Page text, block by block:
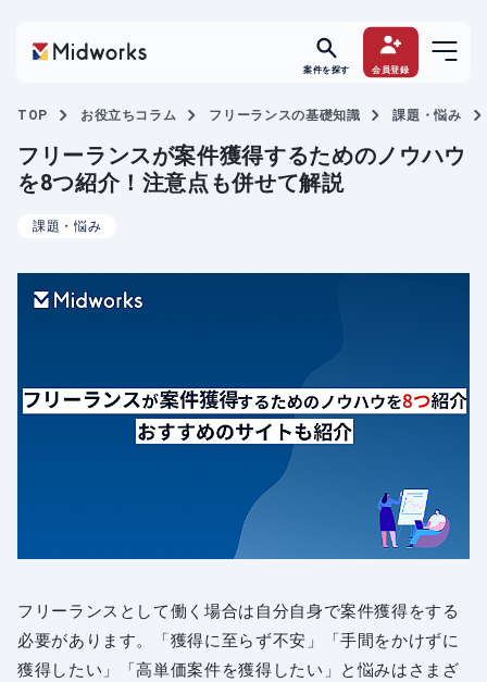
案件を探す 会員登録
TOP お役立ちコラム フリーランスの基礎知識 課題・悩み
フリーランスが案件獲得するためのノウハウ
を8つ紹介！注意点も併せて解説
課題・悩み
フリーランスとして働く場合は自分自身で案件獲得をする
必要があります。「獲得に至らず不安」「手間をかけずに
獲得したい」「高単価案件を獲得したい」と悩みはさまざ